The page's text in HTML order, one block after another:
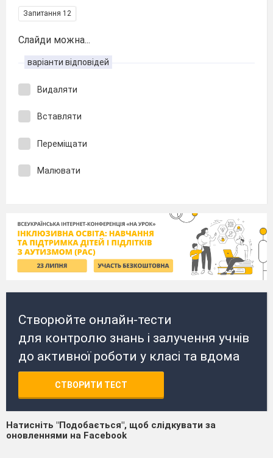
Запитання 12
Слайди можна...
варіанти відповідей
Видаляти
Вставляти
Переміщати
Малювати
Створюйте онлайн-тести
для контролю знань і залучення учнів
до активної роботи у класі та вдома
СТВОРИТИ ТЕСТ
Натисніть "Подобається", щоб слідкувати за
оновленнями на Facebook